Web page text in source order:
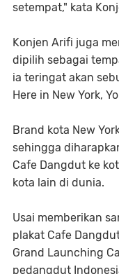
setempat," kata
Konjen Arifi juga
dipilih sebagai
ia teringat akan
Here in New York,
Brand kota New
sehingga
Cafe Dangdut ke
kota lain di dunia.
Usai memberikan
plakat Cafe
Grand Launching
pedangdut